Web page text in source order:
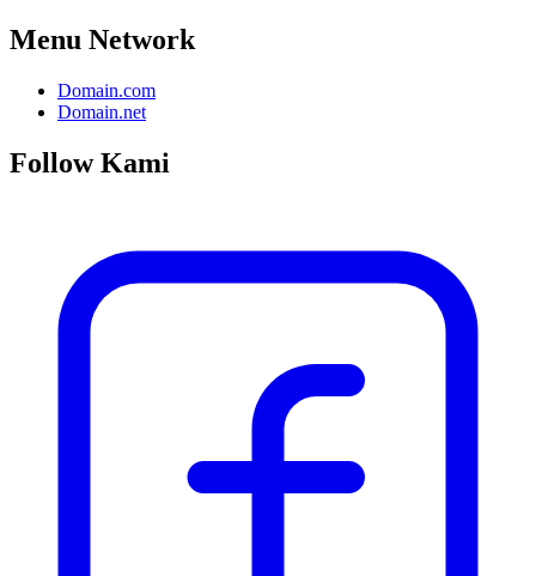
Menu Network
Domain.com
Domain.net
Follow Kami